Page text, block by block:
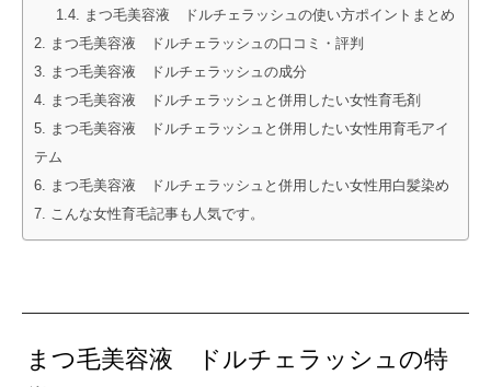
まつ毛美容液 ドルチェラッシュの使い方ポイントまとめ
まつ毛美容液 ドルチェラッシュの口コミ・評判
まつ毛美容液 ドルチェラッシュの成分
まつ毛美容液 ドルチェラッシュと併用したい女性育毛剤
まつ毛美容液 ドルチェラッシュと併用したい女性用育毛アイ
テム
まつ毛美容液 ドルチェラッシュと併用したい女性用白髪染め
こんな女性育毛記事も人気です。
まつ毛美容液 ドルチェラッシュの特